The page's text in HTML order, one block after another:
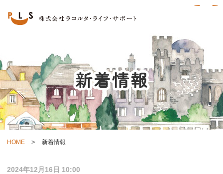
HOME 新着情報
2024年12月16日 10:00